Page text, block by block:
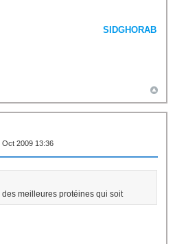
SIDGHORAB
Oct 2009 13:36
des meilleures protéines qui soit